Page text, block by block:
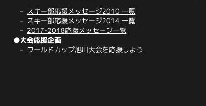
スキー部応援メッセージ2010 一覧
スキー部応援メッセージ2014 一覧
2017-2018応援メッセージ一覧
●大会応援企画
ワールドカップ旭川大会を応援しよう